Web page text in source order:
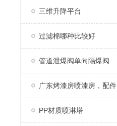
三维升降平台
过滤棉哪种比较好
管道泄爆阀单向隔爆阀
广东烤漆房喷漆房，配件
PP材质喷淋塔